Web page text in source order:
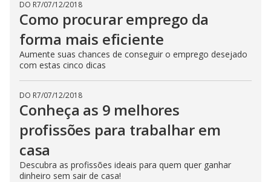
DO R7/07/12/2018
Como procurar emprego da
forma mais eficiente
Aumente suas chances de conseguir o emprego desejado
com estas cinco dicas
DO R7/07/12/2018
Conheça as 9 melhores
profissões para trabalhar em
casa
Descubra as profissões ideais para quem quer ganhar
dinheiro sem sair de casa!